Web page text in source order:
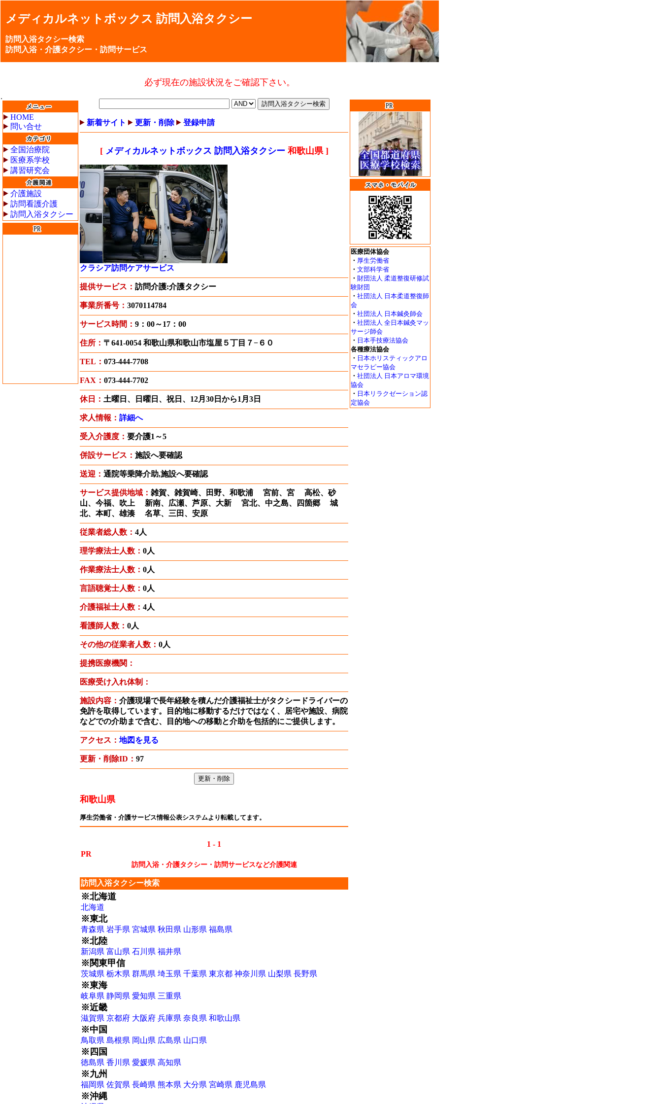
メディカルネットボックス 訪問入浴タクシー
訪問入浴タクシー検索
訪問入浴・介護タクシー・訪問サービス
必ず現在の施設状況をご確認下さい。
HOME
問い合せ
全国治療院
医療系学校
講習研究会
介護施設
訪問看護介護
訪問入浴タクシー
新着サイト 更新・削除 登録申請
[ メディカルネットボックス 訪問入浴タクシー和歌山県 ]
クラシア訪問ケアサービス
提供サービス： 訪問介護:介護タクシー
事業所番号： 3070114784
サービス時間： 9：00～17：00
住所： 〒641-0054 和歌山県和歌山市塩屋５丁目７−６０
TEL： 073-444-7708
FAX： 073-444-7702
休日： 土曜日、日曜日、祝日、12月30日から1月3日
求人情報： 詳細へ
受入介護度： 要介護1～5
併設サービス： 施設へ要確認
送迎： 通院等乗降介助,施設へ要確認
サービス提供地域： 雑賀、雑賀崎、田野、和歌浦 宮前、宮 高松、砂
山、今福、吹上 新南、広瀬、芦原、大新 宮北、中之島、四箇郷 城
北、本町、雄湊 名草、三田、安原
従業者総人数： 4人
理学療法士人数： 0人
作業療法士人数： 0人
言語聴覚士人数： 0人
介護福祉士人数： 4人
看護師人数： 0人
その他の従業者人数： 0人
提携医療機関：
医療受け入れ体制：
施設内容： 介護現場で長年経験を積んだ介護福祉士がタクシードライバーの
免許を取得しています。目的地に移動するだけではなく、居宅や施設、病院
などでの介助まで含む、目的地への移動と介助を包括的にご提供します。
アクセス： 地図を見る
更新・削除ID： 97
和歌山県
厚生労働省・介護サービス情報公表システムより転載してます。
1 - 1
PR
訪問入浴・介護タクシー・訪問サービスなど介護関連
訪問入浴タクシー検索
※北海道
北海道
※東北
青森県 岩手県 宮城県 秋田県 山形県 福島県
※北陸
新潟県 富山県 石川県 福井県
※関東甲信
茨城県 栃木県 群馬県 埼玉県 千葉県 東京都 神奈川県 山梨県 長野県
※東海
岐阜県 静岡県 愛知県 三重県
※近畿
滋賀県 京都府 大阪府 兵庫県 奈良県 和歌山県
※中国
鳥取県 島根県 岡山県 広島県 山口県
※四国
徳島県 香川県 愛媛県 高知県
※九州
福岡県 佐賀県 長崎県 熊本県 大分県 宮崎県 鹿児島県
※沖縄
医療団体協会
・ 厚生労働省
・ 文部科学省
・ 財団法人 柔道整復研修試
験財団
・ 社団法人 日本柔道整復師
会
・ 社団法人 日本鍼灸師会
・ 社団法人 全日本鍼灸マッ
サージ師会
・ 日本手技療法協会
各種療法協会
・ 日本ホリスティックアロ
マセラピー協会
・ 社団法人 日本アロマ環境
協会
・ 日本リラクゼーション認
定協会